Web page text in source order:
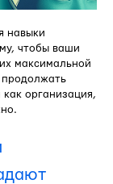
навыки
чтобы ваши
максимальной
продолжать
как организация,